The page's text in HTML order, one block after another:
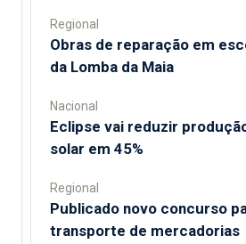
Regional
Obras de reparação em
da Lomba da Maia
Nacional
Eclipse vai reduzir
solar em 45%
Regional
Publicado novo concurso
transporte de mercadorias